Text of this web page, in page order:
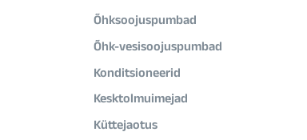
Õhksoojuspumbad
Õhk-vesisoojuspumbad
Konditsioneerid
Kesktolmuimejad
Küttejaotus